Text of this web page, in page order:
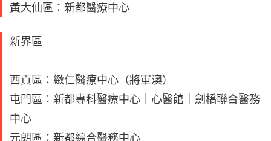
黃大仙區：新都醫療中心
新界區
西貢區：緻仁醫療中心（將軍澳）
屯門區：新都專科醫療中心｜心醫館｜劍橋聯合醫務
中心
元朗區：新都綜合醫務中心